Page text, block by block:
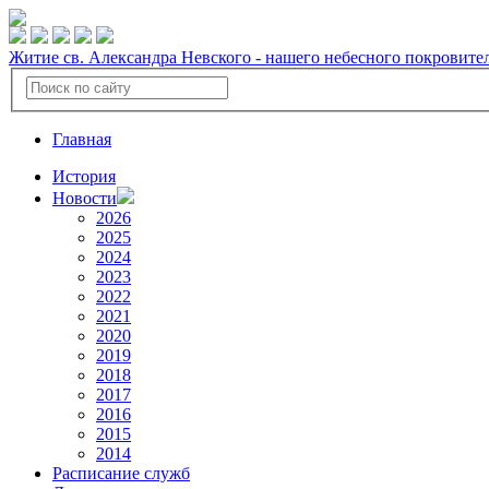
Житие св. Александра Невского - нашего небесного
Главная
История
Новости
2026
2025
2024
2023
2022
2021
2020
2019
2018
2017
2016
2015
2014
Расписание служб